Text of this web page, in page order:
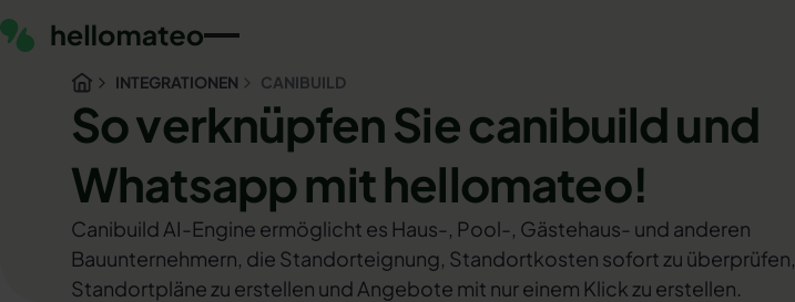
INTEGRATIONEN CANIBUILD
So verknüpfen Sie canibuild und
Whatsapp mit hellomateo!
Canibuild AI-Engine ermöglicht es Haus-, Pool-, Gästehaus- und anderen
Bauunternehmern, die Standorteignung, Standortkosten sofort zu überprüfen,
Standortpläne zu erstellen und Angebote mit nur einem Klick zu erstellen.